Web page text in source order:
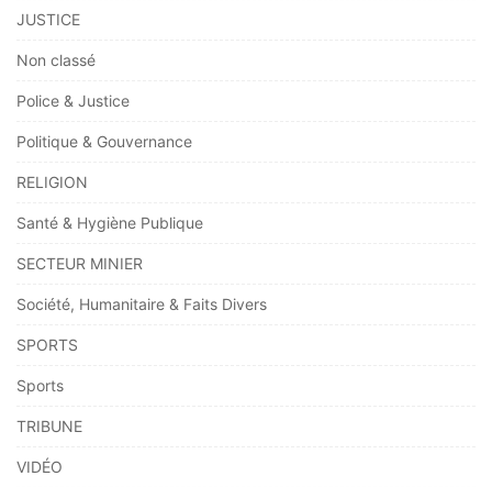
JUSTICE
Non classé
Police & Justice
Politique & Gouvernance
RELIGION
Santé & Hygiène Publique
SECTEUR MINIER
Société, Humanitaire & Faits Divers
SPORTS
Sports
TRIBUNE
VIDÉO